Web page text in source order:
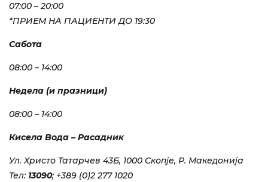
07:00 – 20:00
*ПРИЕМ НА ПАЦИЕНТИ ДО 19:30
Сабота
08:00 – 14:00
Недела (и празници)
08:00 – 14:00
Кисела Вода – Расадник
Ул. Христо Татарчев 43Б, 1000 Скопје, Р. Македонија
Тел: 13090; +389 (0)2 277 1020